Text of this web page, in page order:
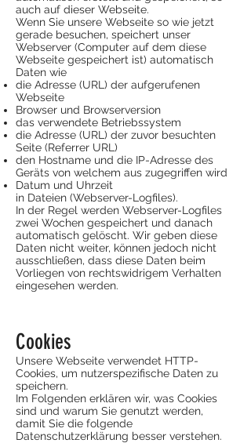
auch auf dieser Webseite.
Wenn Sie unsere Webseite so wie jetzt
gerade besuchen, speichert unser
Webserver (Computer auf dem diese
Webseite gespeichert ist) automatisch
Daten wie
die Adresse (URL) der aufgerufenen
Webseite
Browser und Browserversion
das verwendete Betriebssystem
die Adresse (URL) der zuvor besuchten
Seite (Referrer URL)
den Hostname und die IP-Adresse des
Geräts von welchem aus zugegriffen wird
Datum und Uhrzeit
in Dateien (Webserver-Logfiles).
In der Regel werden Webserver-Logfiles
zwei Wochen gespeichert und danach
automatisch gelöscht. Wir geben diese
Daten nicht weiter, können jedoch nicht
ausschließen, dass diese Daten beim
Vorliegen von rechtswidrigem Verhalten
eingesehen werden.
Cookies
Unsere Webseite verwendet HTTP-
Cookies, um nutzerspezifische Daten zu
speichern.
Im Folgenden erklären wir, was Cookies
sind und warum Sie genutzt werden,
damit Sie die folgende
Datenschutzerklärung besser verstehen.